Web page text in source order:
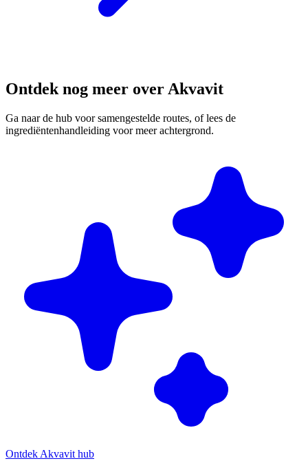
Ontdek nog meer over Akvavit
Ga naar de hub voor samengestelde routes, of lees de
ingrediëntenhandleiding voor meer achtergrond.
Ontdek Akvavit hub